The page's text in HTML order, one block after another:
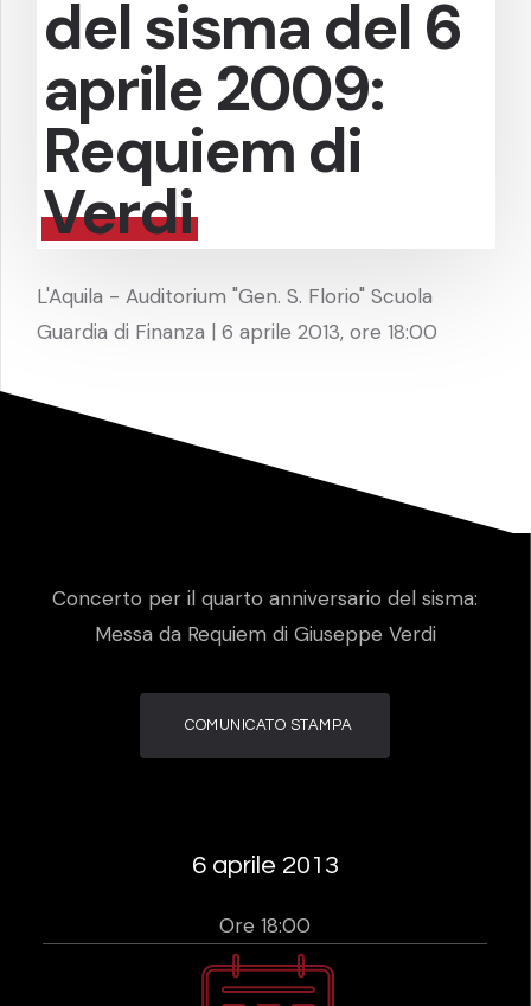
del sisma del 6
aprile 2009:
Requiem di
Verdi
L'Aquila - Auditorium "Gen. S. Florio" Scuola
Guardia di Finanza | 6 aprile 2013, ore 18:00
Concerto per il quarto anniversario del sisma:
Messa da Requiem di Giuseppe Verdi
COMUNICATO STAMPA
6 aprile 2013
Ore 18:00